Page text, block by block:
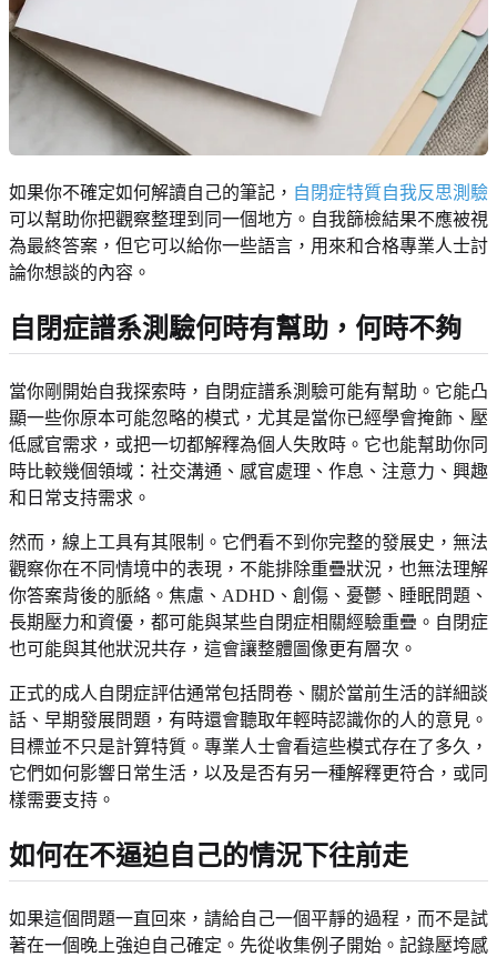
如果你不確定如何解讀自己的筆記， 自閉症特質自我反思測驗
可以幫助你把觀察整理到同一個地方。自我篩檢結果不應被視
為最終答案，但它可以給你一些語言，用來和合格專業人士討
論你想談的內容。
自閉症譜系測驗何時有幫助，何時不夠
當你剛開始自我探索時，自閉症譜系測驗可能有幫助。它能凸
顯一些你原本可能忽略的模式，尤其是當你已經學會掩飾、壓
低感官需求，或把一切都解釋為個人失敗時。它也能幫助你同
時比較幾個領域：社交溝通、感官處理、作息、注意力、興趣
和日常支持需求。
然而，線上工具有其限制。它們看不到你完整的發展史，無法
觀察你在不同情境中的表現，不能排除重疊狀況，也無法理解
你答案背後的脈絡。焦慮、ADHD、創傷、憂鬱、睡眠問題、
長期壓力和資優，都可能與某些自閉症相關經驗重疊。自閉症
也可能與其他狀況共存，這會讓整體圖像更有層次。
正式的成人自閉症評估通常包括問卷、關於當前生活的詳細談
話、早期發展問題，有時還會聽取年輕時認識你的人的意見。
目標並不只是計算特質。專業人士會看這些模式存在了多久，
它們如何影響日常生活，以及是否有另一種解釋更符合，或同
樣需要支持。
如何在不逼迫自己的情況下往前走
如果這個問題一直回來，請給自己一個平靜的過程，而不是試
著在一個晚上強迫自己確定。先從收集例子開始。記錄壓垮感